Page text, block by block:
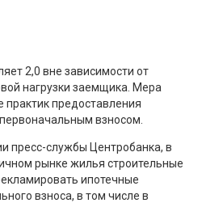
2,0 вне зависимости от
нагрузки заемщика. Мера
практик предоставления
взносом.
пресс-службы Центробанка, в
рынке жилья строительные
ипотечные
взноса, в том числе в